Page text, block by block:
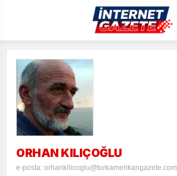
ORHAN KILIÇOĞLU
e-posta: orhankilicoglu@turkamerikangazete.com